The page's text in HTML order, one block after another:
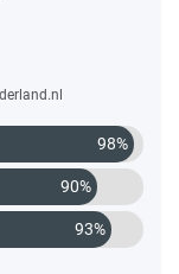
98%
90%
93%